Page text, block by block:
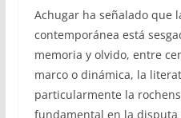
Achugar ha señalado que
contemporánea está
memoria y olvido, entre
marco o dinámica, la
particularmente la
fundamental en la